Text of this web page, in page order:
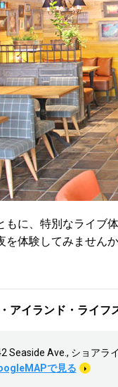
もに、特別なライブ
を体験してみません
アイランド・ライフ
Seaside Ave., ショアラ
で見る